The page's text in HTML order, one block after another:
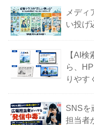
メディ
い投げ
【AI
ら、
りやす
SNSを
担当者